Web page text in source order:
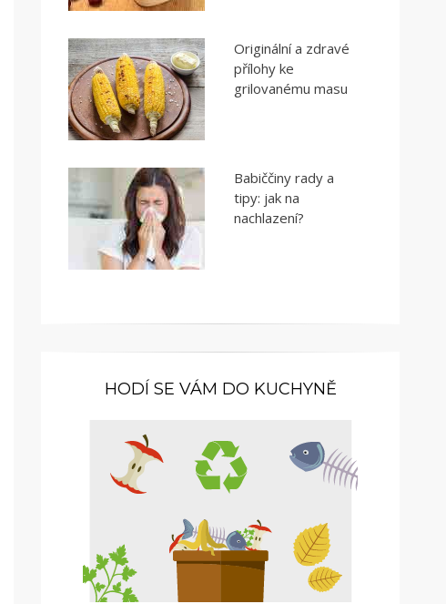
Originální a zdravé
přílohy ke
grilovanému masu
Babiččiny rady a
tipy: jak na
nachlazení?
HODÍ SE VÁM DO KUCHYNĚ